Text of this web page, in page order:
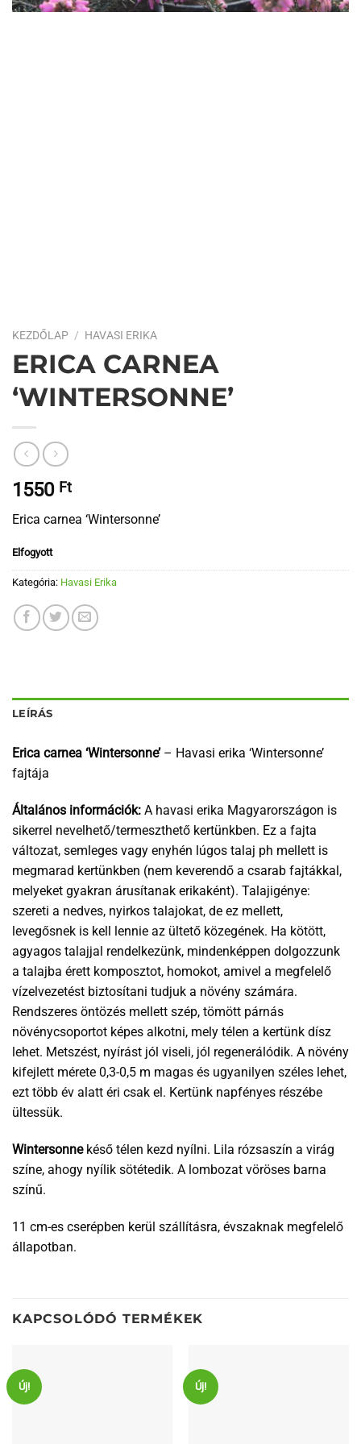
KEZDŐLAP / HAVASI ERIKA
ERICA CARNEA
‘WINTERSONNE’
1550 Ft
Erica carnea ‘Wintersonne’
Elfogyott
Kategória: Havasi Erika
LEÍRÁS
Erica carnea ‘Wintersonne’– Havasi erika ‘Wintersonne’
fajtája
Általános információk: A havasi erika Magyarországon is
sikerrel nevelhető/termeszthető kertünkben. Ez a fajta
változat, semleges vagy enyhén lúgos talaj ph mellett is
megmarad kertünkben (nem keverendő a csarab fajtákkal,
melyeket gyakran árusítanak erikaként). Talajigénye:
szereti a nedves, nyirkos talajokat, de ez mellett,
levegősnek is kell lennie az ültető közegének. Ha kötött,
agyagos talajjal rendelkezünk, mindenképpen dolgozzunk
a talajba érett komposztot, homokot, amivel a megfelelő
vízelvezetést biztosítani tudjuk a növény számára.
Rendszeres öntözés mellett szép, tömött párnás
növénycsoportot képes alkotni, mely télen a kertünk dísz
lehet. Metszést, nyírást jól viseli, jól regenerálódik. A növény
kifejlett mérete 0,3-0,5 m magas és ugyanilyen széles lehet,
ezt több év alatt éri csak el. Kertünk napfényes részébe
ültessük.
Wintersonnekéső télen kezd nyílni. Lila rózsaszín a virág
színe, ahogy nyílik sötétedik. A lombozat vöröses barna
színű.
11 cm-es cserépben kerül szállításra, évszaknak megfelelő
állapotban.
KAPCSOLÓDÓ TERMÉKEK
Új! Új!